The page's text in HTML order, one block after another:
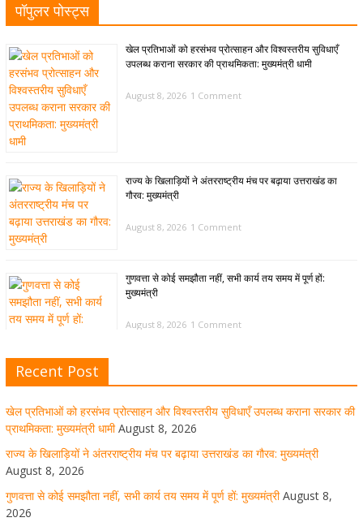
पॉपुलर पोस्ट्स
खेल प्रतिभाओं को हरसंभव प्रोत्साहन और विश्वस्तरीय सुविधाएँ
उपलब्ध कराना सरकार की प्राथमिकता: मुख्यमंत्री धामी
August 8, 2026 1 Comment
राज्य के खिलाड़ियों ने अंतरराष्ट्रीय मंच पर बढ़ाया उत्तराखंड का
गौरव: मुख्यमंत्री
August 8, 2026 1 Comment
गुणवत्ता से कोई समझौता नहीं, सभी कार्य तय समय में पूर्ण हों:
मुख्यमंत्री
August 8, 2026 1 Comment
अवसंरचना विकसित करने के निर्देश
August 8, 2026 1 Comment
उत्तराखंड को खेल उत्कृष्टता का केंद्र बनाने की दिशा में तेजी से आगे
बढ़ रही उत्तराखंड स्पोर्ट्स यूनिवर्सिटी परियोजना
Recent Post
खेल प्रतिभाओं को हरसंभव प्रोत्साहन और विश्वस्तरीय सुविधाएँ उपलब्ध कराना सरकार की
प्राथमिकता: मुख्यमंत्री धामी August 8, 2026
राज्य के खिलाड़ियों ने अंतरराष्ट्रीय मंच पर बढ़ाया उत्तराखंड का गौरव: मुख्यमंत्री
August 8, 2026
गुणवत्ता से कोई समझौता नहीं, सभी कार्य तय समय में पूर्ण हों: मुख्यमंत्री August 8,
2026